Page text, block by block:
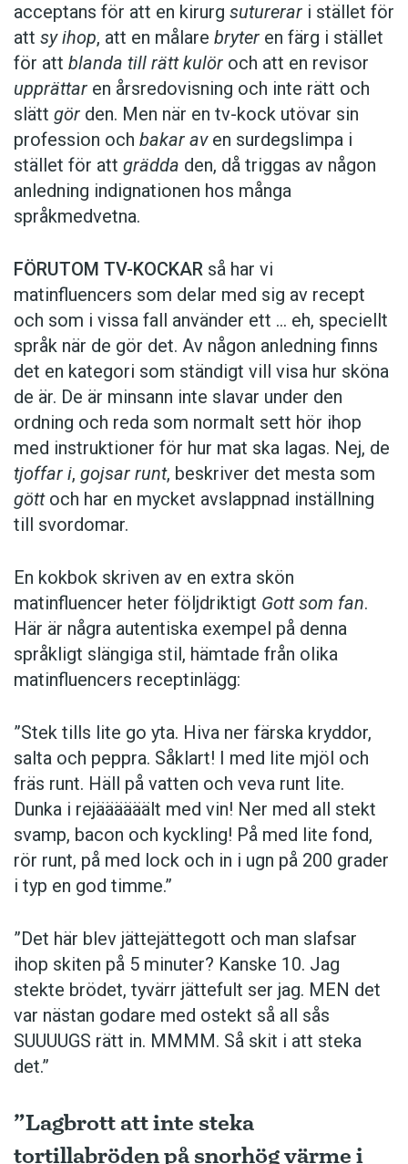
acceptans för att en kirurg suturerar i stället för
att sy ihop, att en målare bryter en färg i stället
för att blanda till rätt kulör och att en revisor
upprättar en årsredovisning och inte rätt och
slätt gör den. Men när en tv-kock utövar sin
profession och bakar aven surdegslimpa i
stället för att grädda den, då triggas av någon
anledning indignationen hos många
språkmedvetna.
FÖRUTOM TV-KOCKAR så har vi
matinfluencers som delar med sig av recept
och som i vissa fall ­använder ett … eh, speciellt
språk när de gör det. Av någon anledning finns
det en kategori som ständigt vill visa hur sköna
de är. De är minsann inte slavar under den
ordning och reda som normalt sett hör ihop
med instruktioner för hur mat ska lagas. Nej, de
tjoffar i, gojsar runt, beskriver det mesta som
göttoch har en mycket avslappnad inställning
till svordomar.
En kokbok ­skriven av en extra skön
matinfluencer heter följd­riktigt Gott som fan.
Här är några autentiska ­exempel på denna
språkligt slängiga stil, ­hämtade från olika
matinfluencers receptinlägg:
”Stek tills lite go yta. Hiva ner färska kryddor,
salta och peppra. Såklart! I med lite mjöl och
fräs runt. Häll på vatten och veva runt lite.
Dunka i rejäääääält med vin! Ner med all stekt
svamp, bacon och kyckling! På med lite fond,
rör runt, på med lock och in i ugn på 200 grader
i typ en god timme.”
”Det här blev jättejättegott och man slafsar
ihop skiten på 5 minuter? Kanske 10. Jag
stekte brödet, tyvärr jättefult ser jag. MEN det
var nästan godare med ostekt så all sås
SUUUUGS rätt in. MMMM. Så skit i att steka
det.”
”Lagbrott att inte steka
tortillabröden på snorhög värme i